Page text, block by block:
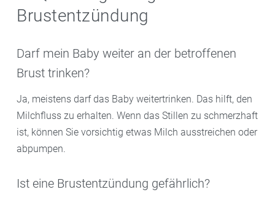
Brustentzündung
Darf mein Baby weiter an der betroffenen
Brust trinken?
Ja, meistens darf das Baby weitertrinken. Das hilft, den
Milchfluss zu erhalten. Wenn das Stillen zu schmerzhaft
ist, können Sie vorsichtig etwas Milch ausstreichen oder
abpumpen.
Ist eine Brustentzündung gefährlich?